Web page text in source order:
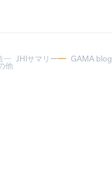
JHIサマリー GAMA blog
他